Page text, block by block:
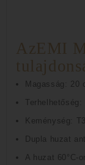
AzEMI
Magasság: 20
Terhelhetőség:
Keménység: T3
Dupla huzat
A huzat 60°C-